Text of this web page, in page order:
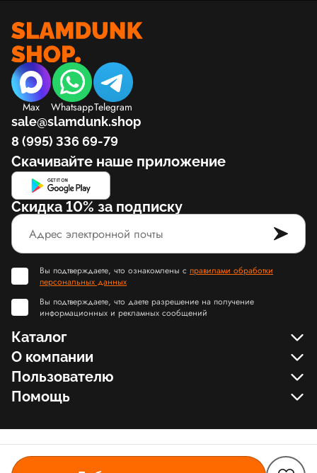
Max WhatsappTelegram
sale@slamdunk.shop
8 (995) 336 69-79
Скачивайте наше приложение
Скидка 10% за подписку
Вы подтверждаете, что ознакомлены с правилами обработки
персональных данных
Вы подтверждаете, что даете разрешение на получение
информационных и рекламных сообщений
Каталог
О компании
Пользователю
Помощь